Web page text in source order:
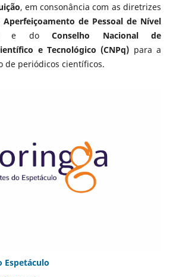
, em consonância com as diretrizes
Aperfeiçoamento de Pessoal de Nível
e doConselho Nacional de
e Tecnológico (CNPq) para a
de periódicos científicos.
Espetáculo